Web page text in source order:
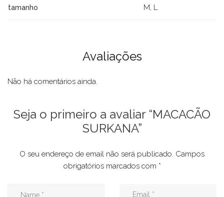
tamanho M, L
Avaliações
Não há comentários ainda.
Seja o primeiro a avaliar “MACACÃO
SURKANA”
O seu endereço de email não será publicado. Campos
obrigatórios marcados com *